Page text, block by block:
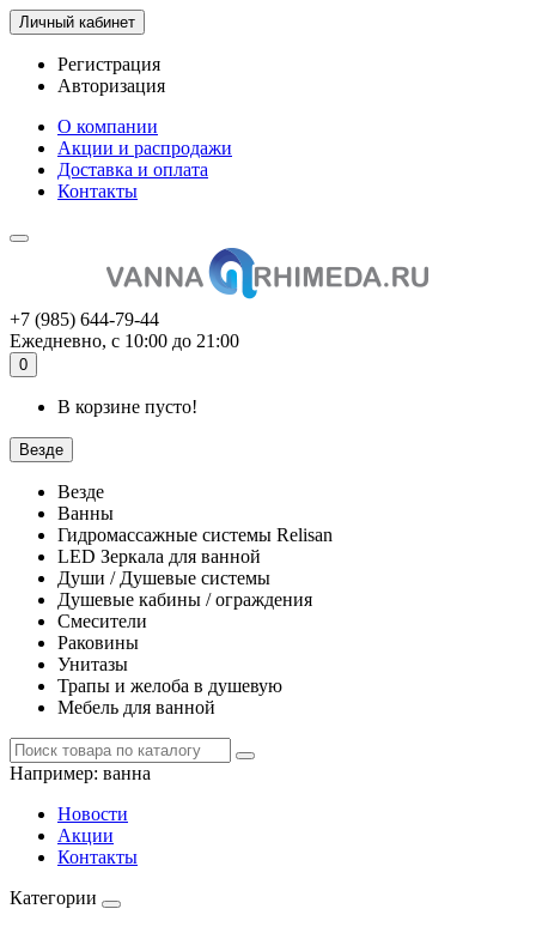
Личный кабинет
Регистрация
Авторизация
О компании
Акции и распродажи
Доставка и оплата
Контакты
+7 (985) 644-79-44
Ежедневно, с 10:00 до 21:00
0
В корзине пусто!
Везде
Везде
Ванны
Гидромассажные системы Relisan
LED Зеркала для ванной
Души / Душевые системы
Душевые кабины / ограждения
Смесители
Раковины
Унитазы
Трапы и желоба в душевую
Мебель для ванной
Например: ванна
Новости
Акции
Контакты
Категории